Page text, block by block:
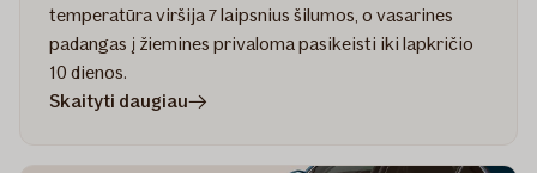
temperatūra viršija 7 laipsnius šilumos, o vasarines
padangas į žiemines privaloma pasikeisti iki lapkričio
10 dienos.
Skaityti daugiaustraipsnyje